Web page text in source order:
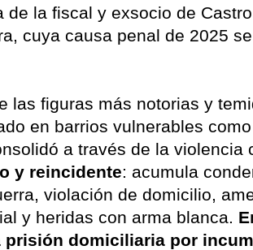
de la fiscal y exsocio de
cuya causa penal de 2025
las figuras más notorias y
en barrios vulnerables
a través de la violencia
y reincidente: acumula
violación de domicilio,
y heridas con arma blanca.
prisión domiciliaria por